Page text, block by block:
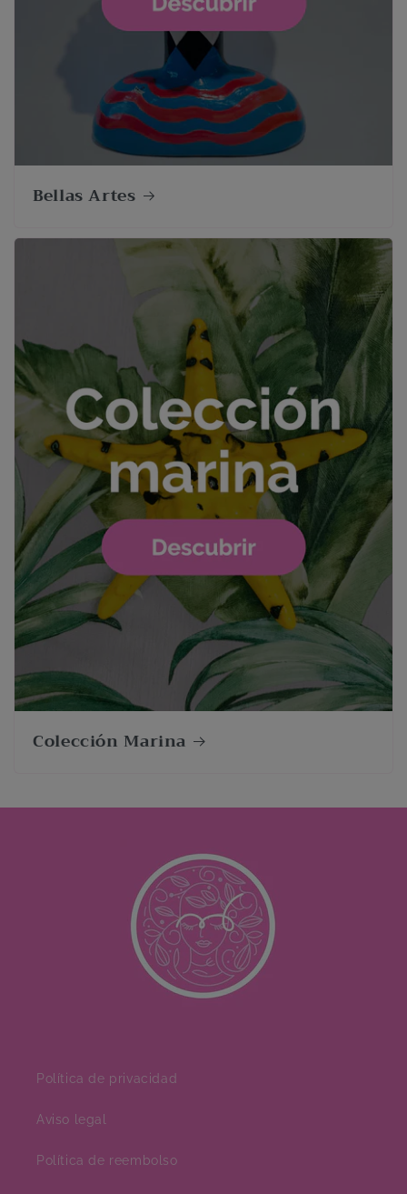
Bellas Artes
Colección Marina
Política de privacidad
Aviso legal
Política de reembolso